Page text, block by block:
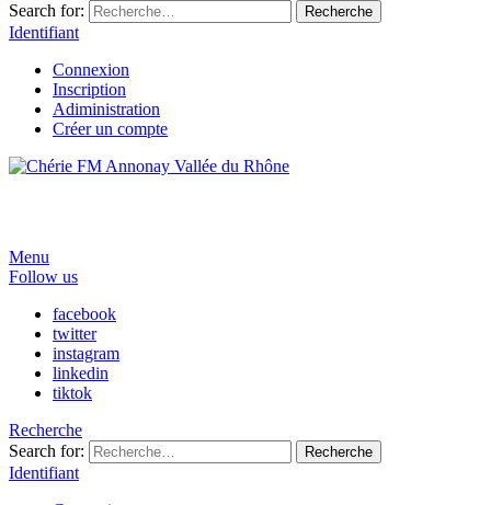
Search for:
Recherche
Identifiant
Connexion
Inscription
Adiministration
Créer un compte
Menu
Follow us
facebook
twitter
instagram
linkedin
tiktok
Recherche
Search for:
Recherche
Identifiant